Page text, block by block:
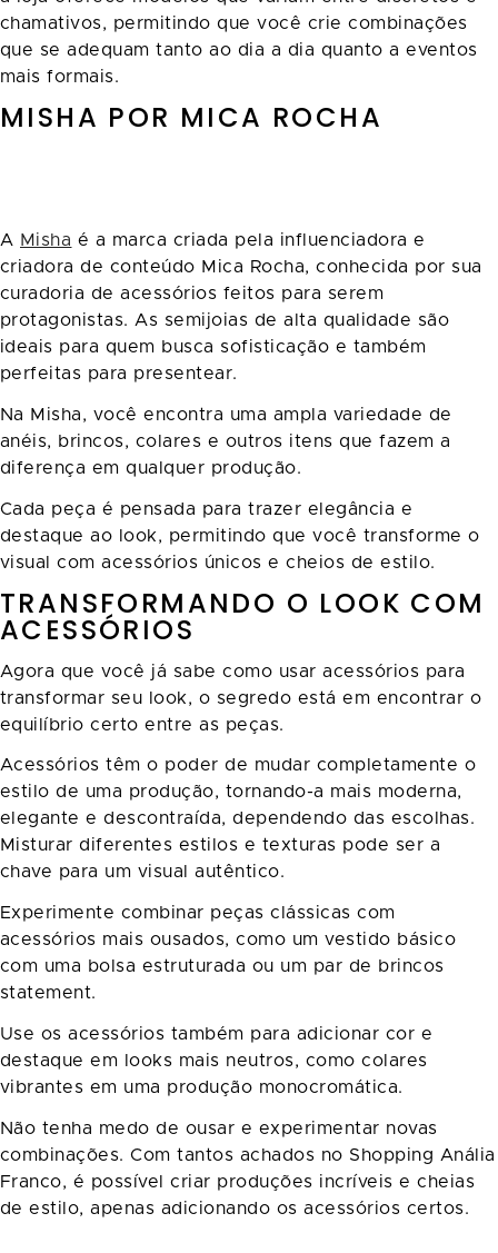
chamativos, permitindo que você crie combinações
que se adequam tanto ao dia a dia quanto a eventos
mais formais.
MISHA POR MICA ROCHA
A Misha é a marca criada pela influenciadora e
criadora de conteúdo Mica Rocha, conhecida por sua
curadoria de acessórios feitos para serem
protagonistas. As semijoias de alta qualidade são
ideais para quem busca sofisticação e também
perfeitas para presentear.
Na Misha, você encontra uma ampla variedade de
anéis, brincos, colares e outros itens que fazem a
diferença em qualquer produção.
Cada peça é pensada para trazer elegância e
destaque ao look, permitindo que você transforme o
visual com acessórios únicos e cheios de estilo.
TRANSFORMANDO O LOOK COM
ACESSÓRIOS
Agora que você já sabe como usar acessórios para
transformar seu look, o segredo está em encontrar o
equilíbrio certo entre as peças.
Acessórios têm o poder de mudar completamente o
estilo de uma produção, tornando-a mais moderna,
elegante e descontraída, dependendo das escolhas.
Misturar diferentes estilos e texturas pode ser a
chave para um visual autêntico.
Experimente combinar peças clássicas com
acessórios mais ousados, como um vestido básico
com uma bolsa estruturada ou um par de brincos
statement.
Use os acessórios também para adicionar cor e
destaque em looks mais neutros, como colares
vibrantes em uma produção monocromática.
Não tenha medo de ousar e experimentar novas
combinações. Com tantos achados no Shopping Anália
Franco, é possível criar produções incríveis e cheias
de estilo, apenas adicionando os acessórios certos.